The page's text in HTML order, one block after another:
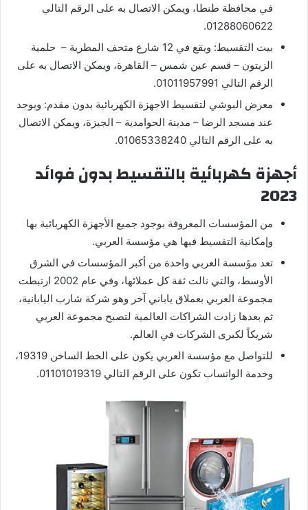
في محافظة طنطا، ويمكن الاتصال به على الرقم التالي
01288060622.
بيت التقسيط: ويقع في 12 شارع متحف المطرية – حلمية
الزيتون – قسم عين شمس – القاهرة، ويمكن الاتصال به على
الرقم التالي 01011957991.
معرض البوشي لتقسيط الاجهزة الكهربائية بدون مقدم: ويوجد
عند مسجد الرضا – مدينة الحوامدية – الجيزة، ويمكن الاتصال
به على الرقم التالي 01065338240.
أجهزة كهربائية بالتقسيط بدون فوائد
2023
من المؤسسات المعروفة بوجود جميع الأجهزة الكهربائية بها
وإمكانية التقسيط فيها هي مؤسسة العربي.
تعد مؤسسة العربي واحدة من أكبر المؤسسات في الشرق
الأوسط، والتي نالت ثقة كل عملائها، وفي عام 2002 ارتبطت
مجموعة العربي بعملاق ياباني آخر وهو شركة شارب اليابانية،
ثم بعدها زادت الشراكات العالمية لتصبح مجموعة العربي
شريكاً لكبرى الشركات في العالم.
للتواصل مع مؤسسة العربي يكون على الخط الساخن 19319،
وخدمة الواتساب تكون على الرقم التالي 01101019319.